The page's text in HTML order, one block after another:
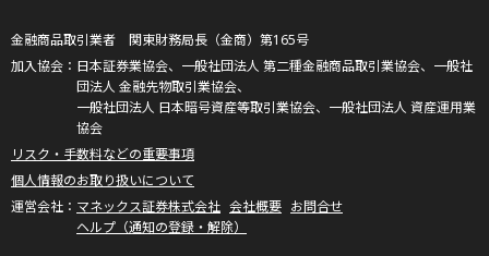
金融商品取引業者 関東財務局長（金商）第165号
日本証券業協会、一般社団法人 第二種金融商品取引業協会、一般社
団法人 金融先物取引業協会、
一般社団法人 日本暗号資産等取引業協会、一般社団法人 資産運用業
協会
リスク・手数料などの重要事項
個人情報のお取り扱いについて
マネックス証券株式会社 会社概要 お問合せ
ヘルプ（通知の登録・解除）